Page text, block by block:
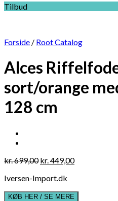
Tilbud
Forside / Root Catalog
Alces
sort/orange
128 cm
kr.699,00 Original
was:
kr.449,00Current
Iversen-Import.dk
KØB HER / SE MERE